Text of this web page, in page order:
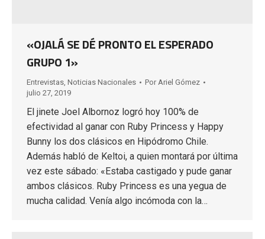
«OJALÁ SE DÉ PRONTO EL ESPERADO
GRUPO 1»
Entrevistas, Noticias Nacionales Por Ariel Gómez
julio 27, 2019
El jinete Joel Albornoz logró hoy 100% de
efectividad al ganar con Ruby Princess y Happy
Bunny los dos clásicos en Hipódromo Chile.
Además habló de Keltoi, a quien montará por última
vez este sábado: «Estaba castigado y pude ganar
ambos clásicos. Ruby Princess es una yegua de
mucha calidad. Venía algo incómoda con la…